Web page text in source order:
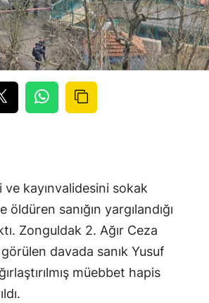
ve kayınvalidesini sokak
sanığın yargılandığı
Zonguldak 2. Ağır Ceza
davada sanık Yusuf
müebbet hapis